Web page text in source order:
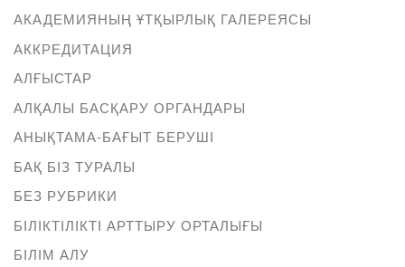
АКАДЕМИЯНЫҢ ҰТҚЫРЛЫҚ ГАЛЕРЕЯСЫ
АККРЕДИТАЦИЯ
АЛҒЫСТАР
АЛҚАЛЫ БАСҚАРУ ОРГАНДАРЫ
АНЫҚТАМА-БАҒЫТ БЕРУШІ
БАҚ БІЗ ТУРАЛЫ
БЕЗ РУБРИКИ
БІЛІКТІЛІКТІ АРТТЫРУ ОРТАЛЫҒЫ
БІЛІМ АЛУ